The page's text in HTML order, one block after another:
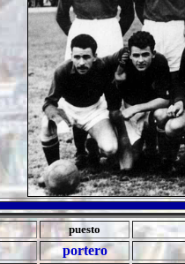
puesto
portero